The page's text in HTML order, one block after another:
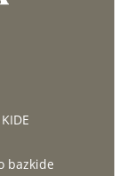
bazkide